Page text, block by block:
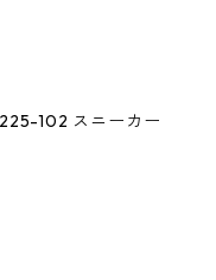
102 スニーカー